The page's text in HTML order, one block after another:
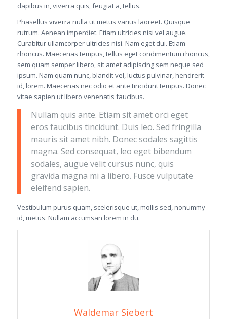
dapibus in, viverra quis, feugiat a, tellus.
Phasellus viverra nulla ut metus varius laoreet. Quisque
rutrum. Aenean imperdiet. Etiam ultricies nisi vel augue.
Curabitur ullamcorper ultricies nisi. Nam eget dui. Etiam
rhoncus. Maecenas tempus, tellus eget condimentum rhoncus,
sem quam semper libero, sit amet adipiscing sem neque sed
ipsum. Nam quam nunc, blandit vel, luctus pulvinar, hendrerit
id, lorem. Maecenas nec odio et ante tincidunt tempus. Donec
vitae sapien ut libero venenatis faucibus.
Nullam quis ante. Etiam sit amet orci eget
eros faucibus tincidunt. Duis leo. Sed fringilla
mauris sit amet nibh. Donec sodales sagittis
magna. Sed consequat, leo eget bibendum
sodales, augue velit cursus nunc, quis
gravida magna mi a libero. Fusce vulputate
eleifend sapien.
Vestibulum purus quam, scelerisque ut, mollis sed, nonummy
id, metus. Nullam accumsan lorem in du.
Waldemar Siebert